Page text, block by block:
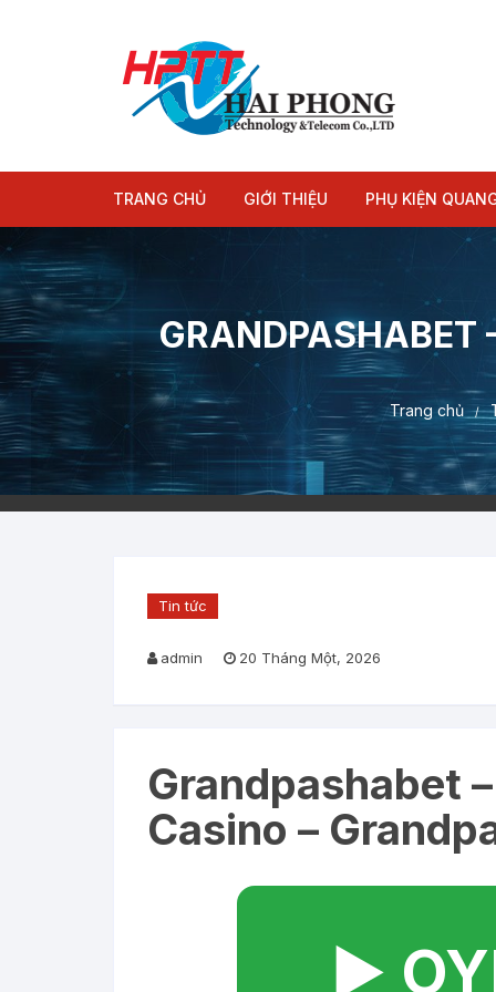
TRANG CHỦ GIỚI THIỆU PHỤ KIỆN
Dây nhảy quang
GRANDPASHABET
Trang chủ
Tin tức
admin 20 Tháng Một, 2026
Grandpashabet
Casino –
▶️